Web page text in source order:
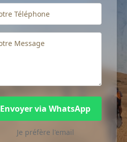
Envoyer via WhatsApp
Je préfère l'email